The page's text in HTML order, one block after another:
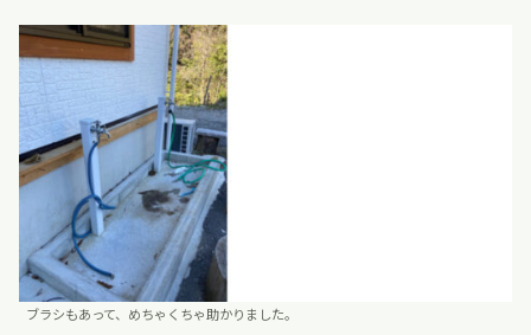
ブラシもあって、めちゃくちゃ助かりました。